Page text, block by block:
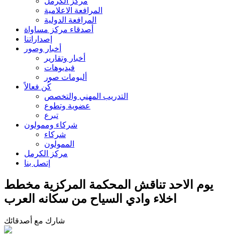
المرافعة الاعلامية
المرافعة الدولية
أصدقاء مركز مساواة
إصداراتنا
أخبار وصور
أخبار وتقارير
فيديوهات
ألبومات صور
كُن فعالاً
التدريب المهني والتخصص
عضوية وتطوع
تبرع
شركاء وممولون
شركاء
الممولون
مركز الكرمل
إتصل بنا
يوم الاحد تناقش المحكمة المركزية مخطط
اخلاء وادي السياح من سكانه العرب
شارك مع أصدقائك